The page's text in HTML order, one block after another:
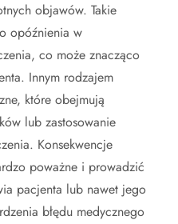
objawów. Takie
opóźnienia w
co może znacząco
Innym rodzajem
które obejmują
lub zastosowanie
Konsekwencje
poważne i prowadzić
pacjenta lub nawet jego
błędu medycznego